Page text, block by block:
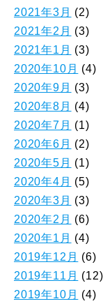
2021年3月 (2)
2021年2月 (3)
2021年1月 (3)
2020年10月 (4)
2020年9月 (3)
2020年8月 (4)
2020年7月 (1)
2020年6月 (2)
2020年5月 (1)
2020年4月 (5)
2020年3月 (3)
2020年2月 (6)
2020年1月 (4)
2019年12月 (6)
2019年11月 (12)
2019年10月 (4)